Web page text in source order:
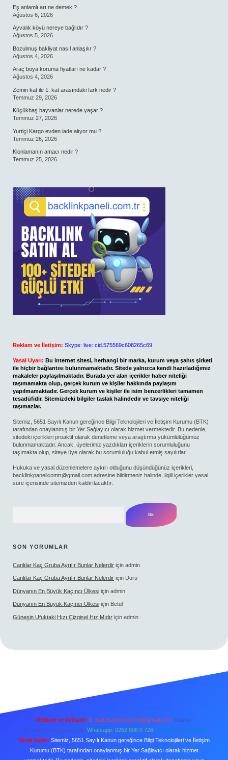
Eş anlamlı arı ne demek ?
Ağustos 6, 2026
Ayvalık köyü nereye bağlıdır ?
Ağustos 5, 2026
Bozulmuş bakliyat nasıl anlaşılır ?
Ağustos 4, 2026
Araç boya koruma fiyatları ne kadar ?
Ağustos 4, 2026
Zemin kat ile 1. kat arasındaki fark nedir ?
Temmuz 29, 2026
Küçükbaş hayvanlar nerede yaşar ?
Temmuz 27, 2026
Yurtiçi Kargo evden iade alıyor mu ?
Temmuz 26, 2026
Klonlamanın amacı nedir ?
Temmuz 25, 2026
Reklam ve İletişim: Skype: live:.cid.575569c608265c69
Yasal Uyarı: Bu internet sitesi, herhangi bir marka, kurum veya şahıs şirketi
ile hiçbir bağlantısı bulunmamaktadır. Sitede yalnızca kendi hazırladığımız
makaleler paylaşılmaktadır. Burada yer alan içerikler haber niteliği
taşımamakta olup, gerçek kurum ve kişiler hakkında paylaşım
yapılmamaktadır. Gerçek kurum ve kişiler ile isim benzerlikleri tamamen
tesadüfidir. Sitemizdeki bilgiler taslak halindedir ve tavsiye niteliği
taşımazlar.
Sitemiz, 5651 Sayılı Kanun gereğince Bilgi Teknolojileri ve İletişim Kurumu (BTK)
tarafından onaylanmış bir Yer Sağlayıcı olarak hizmet vermektedir. Bu nedenle,
sitedeki içerikleri proaktif olarak denetleme veya araştırma yükümlülüğümüz
bulunmamaktadır. Ancak, üyelerimiz yazdıkları içeriklerin sorumluluğunu
taşımakta olup, siteye üye olarak bu sorumluluğu kabul etmiş sayılırlar.
Hukuka ve yasal düzenlemelere aykırı olduğunu düşündüğünüz içerikleri,
backlinkpanelicomtr@gmail.com adresine bildirmeniz halinde, ilgili içerikler yasal
süre içerisinde sitemizden kaldırılacaktır.
SON YORUMLAR
Canlılar Kaç Gruba Ayrılır Bunlar Nelerdir için admin
Canlılar Kaç Gruba Ayrılır Bunlar Nelerdir için Duru
Dünyanın En Büyük Kaçıncı Ülkesi için admin
Dünyanın En Büyük Kaçıncı Ülkesi için Betül
Güneşin Ufuktaki Hızı Çizgisel Hız Mıdır için admin
Reklam ve İletişim: E-mail: backlinkpaneli@gmail.com Teams:
forumhizmeti@gmail.com Whatsapp: 0262 606 0 726 Telegram: @karabul
Yasal Uyarı: Sitemiz, 5651 Sayılı Kanun gereğince Bilgi Teknolojileri ve İletişim
Kurumu (BTK) tarafından onaylanmış bir Yer Sağlayıcı olarak hizmet